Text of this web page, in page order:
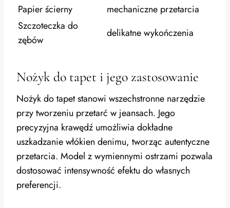
Papier ścierny
mechaniczne przetarcia
Szczoteczka do
zębów
delikatne wykończenia
Nożyk do tapet i jego zastosowanie
Nożyk do tapet stanowi wszechstronne narzędzie
przy tworzeniu przetarć w jeansach. Jego
precyzyjna krawędź umożliwia dokładne
uszkadzanie włókien denimu, tworząc autentyczne
przetarcia. Model z wymiennymi ostrzami pozwala
dostosować intensywność efektu do własnych
preferencji.